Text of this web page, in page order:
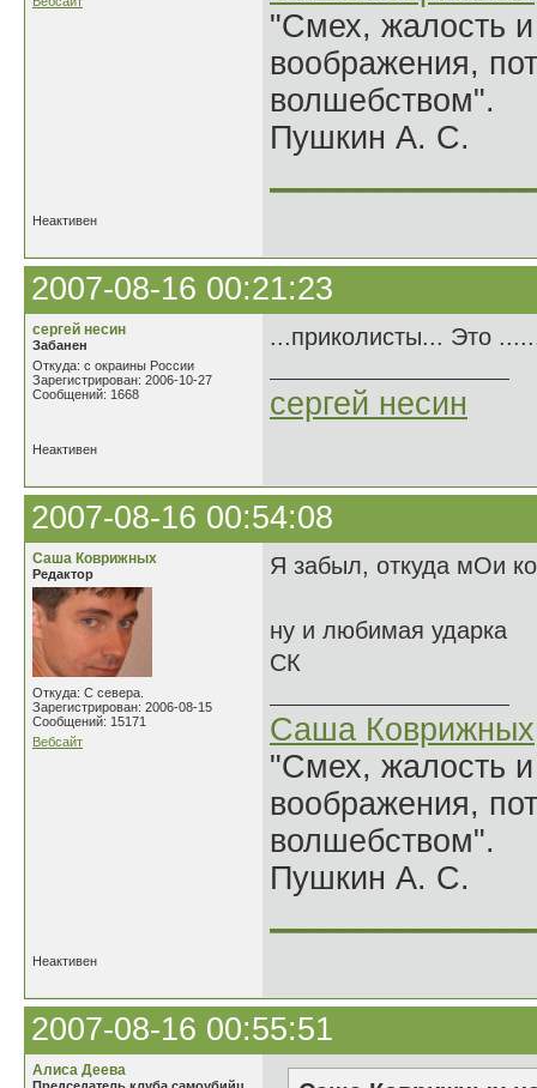
"Смех, жалость
воображения,
волшебством".
Пушкин А. С.
Неактивен
2007-08-16 00:21:23
сергей несин
Забанен
Откуда: с окраины России
Зарегистрирован: 2006-10-27
Сообщений: 1668
...приколисты... Это
сергей несин
Неактивен
2007-08-16 00:54:08
Саша Коврижных
Редактор
Откуда: С севера.
Зарегистрирован: 2006-08-15
Сообщений: 15171
Вебсайт
Я забыл, откуда мОи
ну и любимая ударка
СК
Саша Коврижных
"Смех, жалость
воображения,
волшебством".
Пушкин А. С.
Неактивен
2007-08-16 00:55:51
Алиса Деева